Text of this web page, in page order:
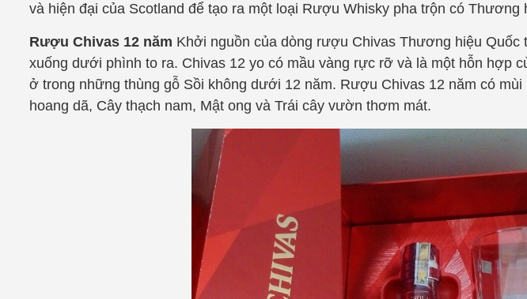
và hiện đại của Scotland để tạo ra một loại Rượu Whisky pha trộn có Thương
Rượu Chivas 12 năm Khởi nguồn của dòng rượu Chivas Thương hiệu Quốc
xuống dưới phình to ra. Chivas 12 yo có mầu vàng rực rỡ và là một hỗn hợp
ở trong những thùng gỗ Sồi không dưới 12 năm. Rượu Chivas 12 năm có
hoang dã, Cây thạch nam, Mật ong và Trái cây vườn thơm mát.